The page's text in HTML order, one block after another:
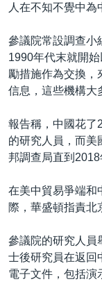
人在不知不覺中為
參議院常設調查小
1990年代末就開
勵措施作為交換，
信息，這些機構大
報告稱，中國花了
的研究人員，而美
邦調查局直到2018
在美中貿易爭端和
際，華盛頓指責北
參議院的研究人員
士後研究員在返回
電子文件，包括演